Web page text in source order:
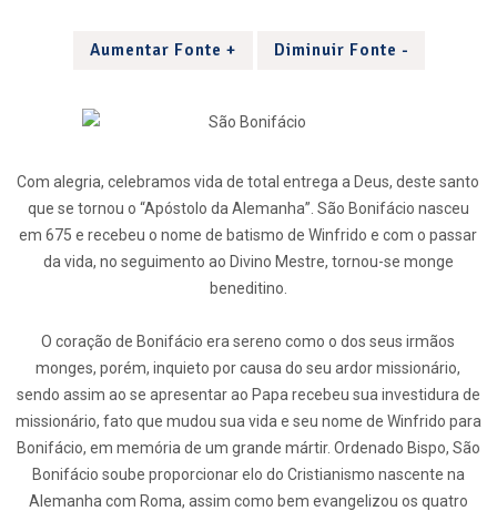
Aumentar Fonte + Diminuir Fonte -
Com alegria, celebramos vida de total entrega a Deus, deste santo
que se tornou o “Apóstolo da Alemanha”. São Bonifácio nasceu
em 675 e recebeu o nome de batismo de Winfrido e com o passar
da vida, no seguimento ao Divino Mestre, tornou-se monge
beneditino.
O coração de Bonifácio era sereno como o dos seus irmãos
monges, porém, inquieto por causa do seu ardor missionário,
sendo assim ao se apresentar ao Papa recebeu sua investidura de
missionário, fato que mudou sua vida e seu nome de Winfrido para
Bonifácio, em memória de um grande mártir. Ordenado Bispo, São
Bonifácio soube proporcionar elo do Cristianismo nascente na
Alemanha com Roma, assim como bem evangelizou os quatro